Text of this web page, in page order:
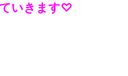
いきます♡